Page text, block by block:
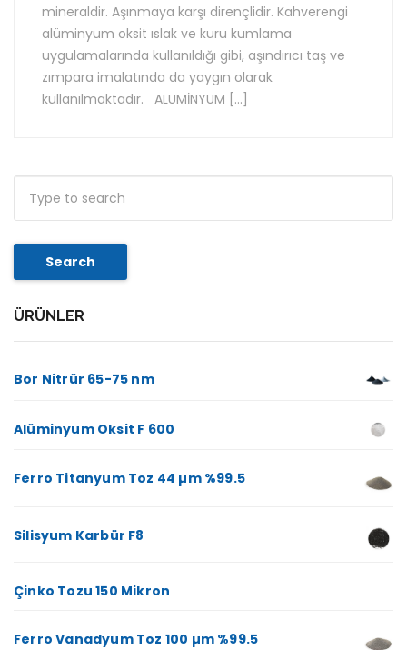
mineraldir. Aşınmaya karşı dirençlidir. Kahverengi
alüminyum oksit ıslak ve kuru kumlama
uygulamalarında kullanıldığı gibi, aşındırıcı taş ve
zımpara imalatında da yaygın olarak
kullanılmaktadır. ALUMİNYUM […]
Search
ÜRÜNLER
Bor Nitrür 65-75 nm
Alüminyum Oksit F 600
Ferro Titanyum Toz 44 µm %99.5
Silisyum Karbür F8
Çinko Tozu 150 Mikron
Ferro Vanadyum Toz 100 µm %99.5